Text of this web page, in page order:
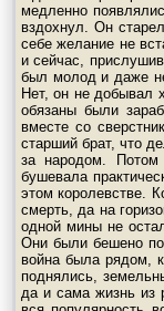
медленно
вздохнул. Он
себе желание не
и сейчас,
был молод и даже
Нет, он не добывал
обязаны были
вместе со
старший брат, что
за народом. Потом
бушевала
этом королевстве.
смерть, да на
одной мины не
Они были бешено
война была рядом,
поднялись,
да и сама жизнь из